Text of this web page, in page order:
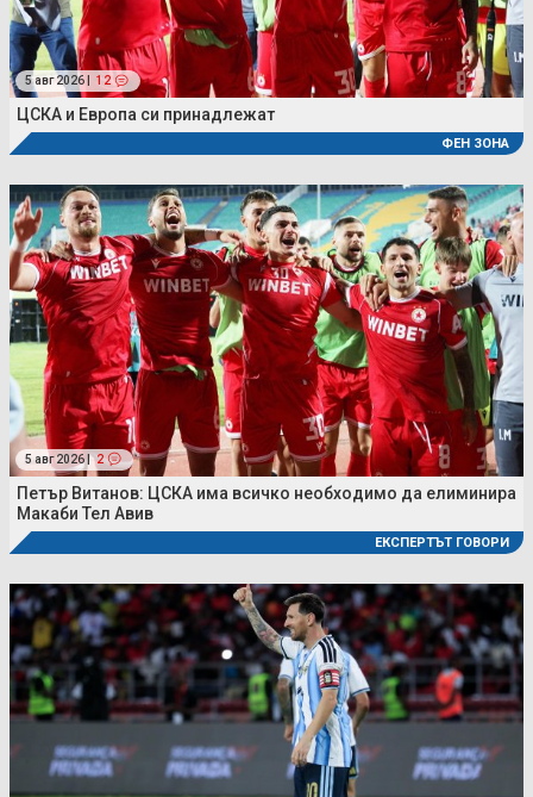
5 авг 2026 | 12
ЦСКА и Европа си принадлежат
ФЕН ЗОНА
5 авг 2026 | 2
Петър Витанов: ЦСКА има всичко необходимо да елиминира
Макаби Тел Авив
ЕКСПЕРТЪТ ГОВОРИ